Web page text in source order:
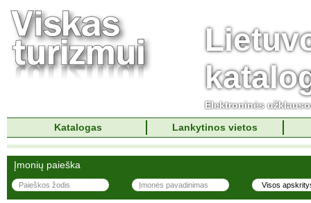
Elektroninės
Katalogas
Lankytinos vietos
Įmonių paieška